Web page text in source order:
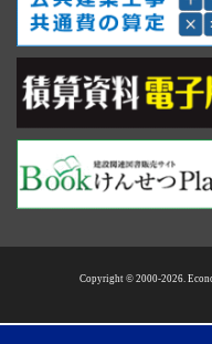
Copyright © 2000-2026.